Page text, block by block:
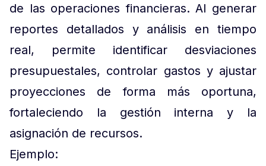
de las operaciones financieras. Al generar
reportes detallados y análisis en tiempo
real, permite identificar desviaciones
presupuestales, controlar gastos y ajustar
proyecciones de forma más oportuna,
fortaleciendo la gestión interna y la
asignación de recursos.
Ejemplo: